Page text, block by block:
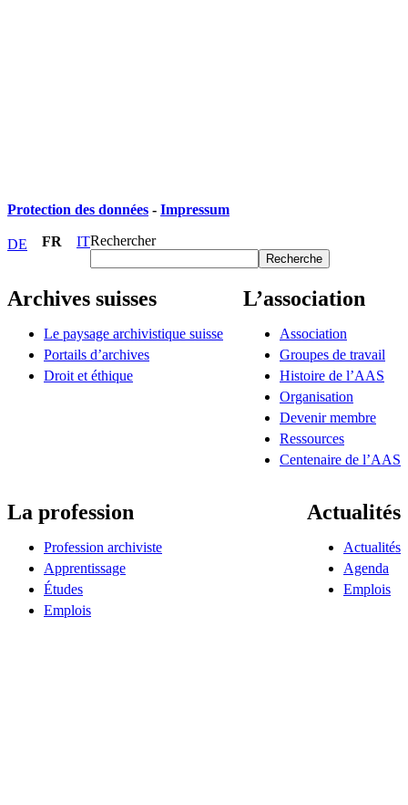
Protection des données - Impressum
DE FR ITRechercher
Recherche
Archives suisses
Le paysage archivistique suisse
Portails d’archives
Droit et éthique
L’association
Association
Groupes de travail
Histoire de l’AAS
Organisation
Devenir membre
Ressources
Centenaire de l’AAS
La profession
Profession archiviste
Apprentissage
Études
Emplois
Actualités
Actualités
Agenda
Emplois